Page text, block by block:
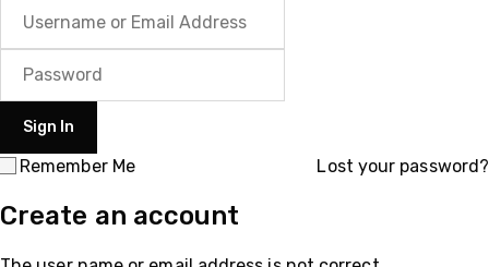
Remember Me Lost your password?
Create an account